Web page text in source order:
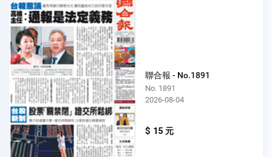
聯合報 - No.1891
No. 1891
2026-08-04
$ 15 元